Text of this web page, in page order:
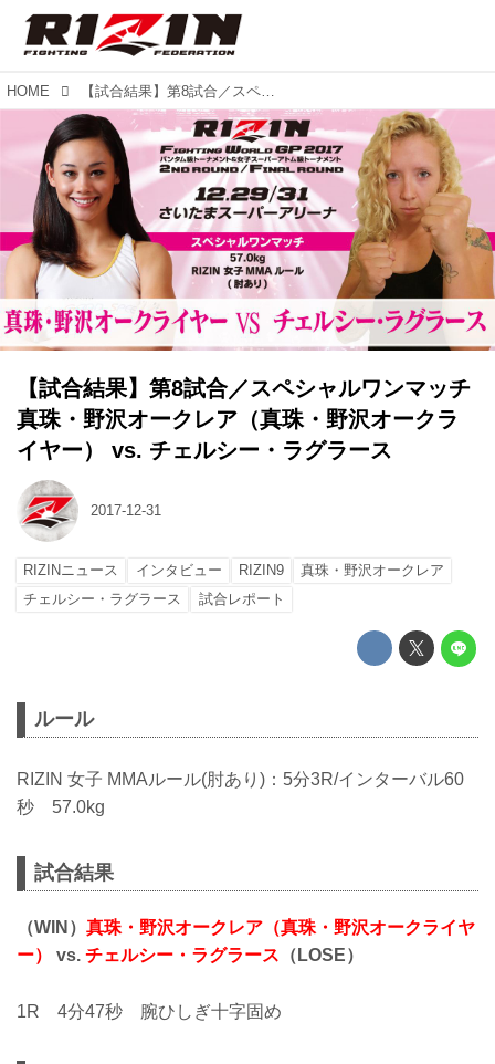
HOME 【試合結果】第8試合／スペシャルワンマッチ 真珠・野沢オークレア（真珠・野沢オークライヤー） vs. チェルシー・ラグラース
【試合結果】第8試合／スペシャルワンマッチ
真珠・野沢オークレア（真珠・野沢オークラ
イヤー） vs. チェルシー・ラグラース
2017-12-31
RIZINニュース インタビュー RIZIN9
真珠・野沢オークレア
チェルシー・ラグラース
試合レポート
ルール
RIZIN 女子 MMAルール(肘あり)：5分3R/インターバル60
秒 57.0kg
試合結果
（WIN） 真珠・野沢オークレア（真珠・野沢オークライヤ
ー）
vs. チェルシー・ラグラース （LOSE）
1R 4分47秒 腕ひしぎ十字固め